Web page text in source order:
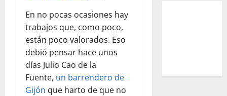
En no pocas ocasiones hay
trabajos que, como poco,
están poco valorados. Eso
debió pensar hace unos
días Julio Cao de la
Fuente, un barrendero de
Gijón que harto de que no